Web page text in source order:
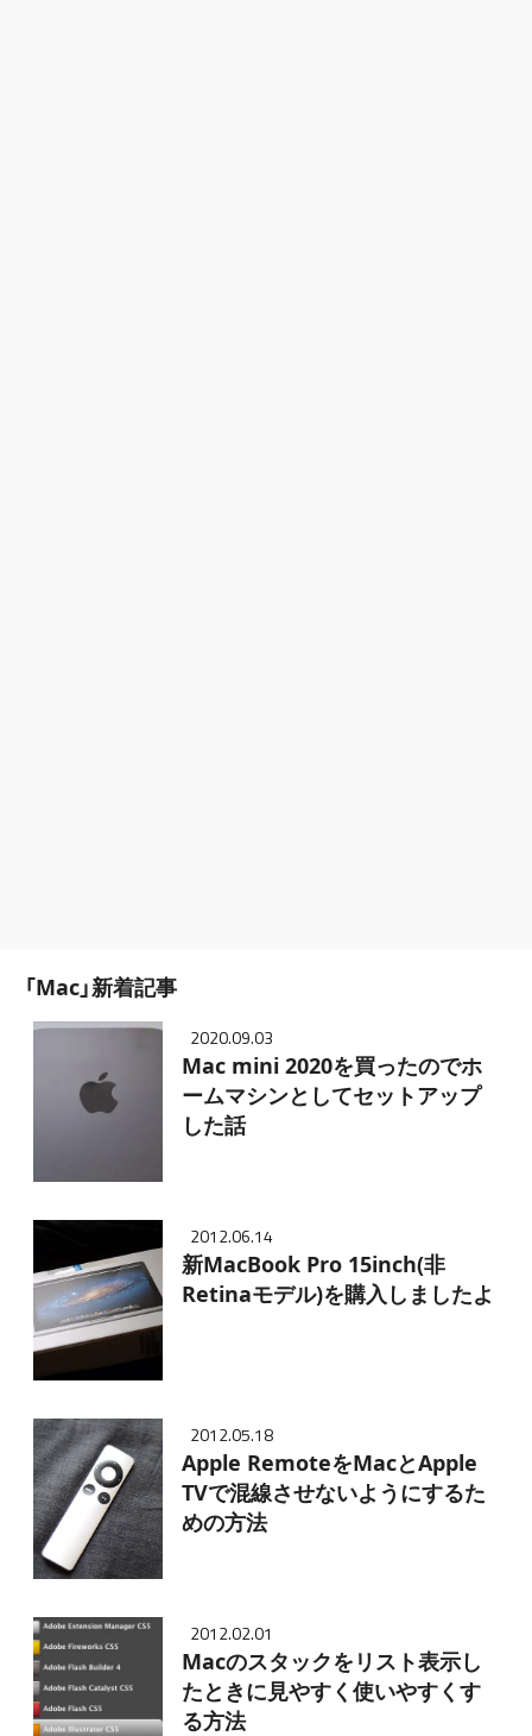
「Mac」新着記事
2020.09.03
Mac mini 2020を買ったのでホ
ームマシンとしてセットアップ
した話
2012.06.14
新MacBook Pro 15inch(非
Retinaモデル)を購入しましたよ
2012.05.18
Apple RemoteをMacとApple
TVで混線させないようにするた
めの方法
2012.02.01
Macのスタックをリスト表示し
たときに見やすく使いやすくす
る方法